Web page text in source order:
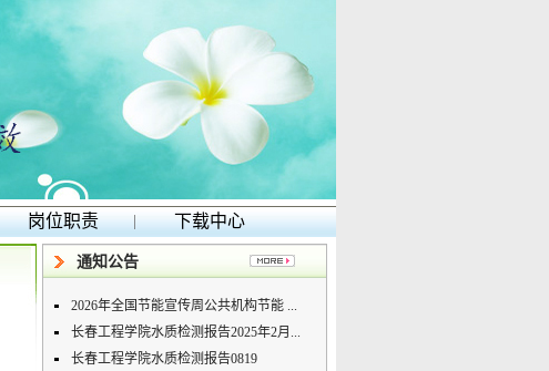
岗位职责 | 下载中心
通知公告
2026年全国节能宣传周公共机构节能 ...
长春工程学院水质检测报告2025年2月...
长春工程学院水质检测报告0819